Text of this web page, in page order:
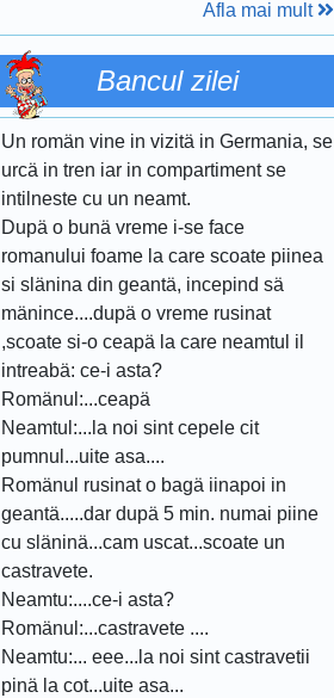
Afla mai mult
Bancul zilei
Un romän vine in vizitä in Germania, se
urcä in tren iar in compartiment se
intilneste cu un neamt.
Dupä o bunä vreme i-se face
romanului foame la care scoate piinea
si slänina din geantä, incepind sä
mänince....dupä o vreme rusinat
,scoate si-o ceapä la care neamtul il
intreabä: ce-i asta?
Romänul:...ceapä
Neamtul:...la noi sint cepele cit
pumnul...uite asa....
Romänul rusinat o bagä iinapoi in
geantä.....dar dupä 5 min. numai piine
cu släninä...cam uscat...scoate un
castravete.
Neamtu:....ce-i asta?
Romänul:...castravete ....
Neamtu:... eee...la noi sint castravetii
pinä la cot...uite asa...